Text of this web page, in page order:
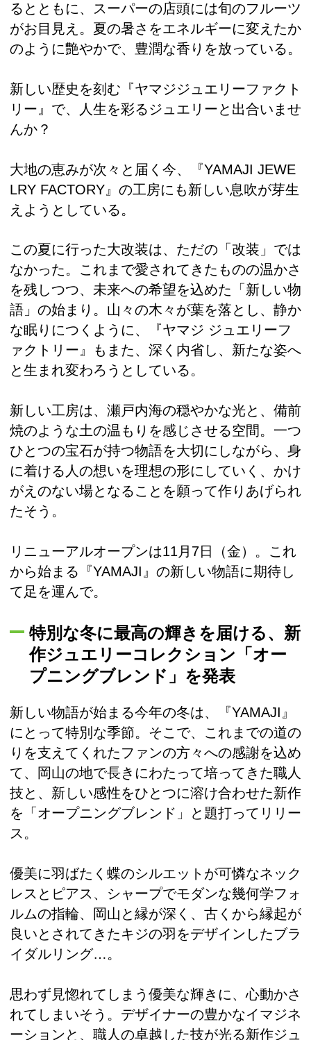
るとともに、スーパーの店頭には旬のフルーツ
がお目見え。夏の暑さをエネルギーに変えたか
のように艶やかで、豊潤な香りを放っている。
新しい歴史を刻む『ヤマジジュエリーファクト
リー』で、人生を彩るジュエリーと出合いませ
んか？
大地の恵みが次々と届く今、『YAMAJI JEWE
LRY FACTORY』の工房にも新しい息吹が芽生
えようとしている。
この夏に行った大改装は、ただの「改装」では
なかった。これまで愛されてきたものの温かさ
を残しつつ、未来への希望を込めた「新しい物
語」の始まり。山々の木々が葉を落とし、静か
な眠りにつくように、『ヤマジ ジュエリーフ
ァクトリー』もまた、深く内省し、新たな姿へ
と生まれ変わろうとしている。
新しい工房は、瀬戸内海の穏やかな光と、備前
焼のような土の温もりを感じさせる空間。一つ
ひとつの宝石が持つ物語を大切にしながら、身
に着ける人の想いを理想の形にしていく、かけ
がえのない場となることを願って作りあげられ
たそう。
リニューアルオープンは11月7日（金）。これ
から始まる『YAMAJI』の新しい物語に期待し
て足を運んで。
特別な冬に最高の輝きを届ける、新
作ジュエリーコレクション「オー
プニングブレンド」を発表
新しい物語が始まる今年の冬は、『YAMAJI』
にとって特別な季節。そこで、これまでの道の
りを支えてくれたファンの方々への感謝を込め
て、岡山の地で長きにわたって培ってきた職人
技と、新しい感性をひとつに溶け合わせた新作
を「オープニングブレンド」と題打ってリリー
ス。
優美に羽ばたく蝶のシルエットが可憐なネック
レスとピアス、シャープでモダンな幾何学フォ
ルムの指輪、岡山と縁が深く、古くから縁起が
良いとされてきたキジの羽をデザインしたブラ
イダルリング…。
思わず見惚れてしまう優美な輝きに、心動かさ
れてしまいそう。デザイナーの豊かなイマジネ
ーションと、職人の卓越した技が光る新作ジュ